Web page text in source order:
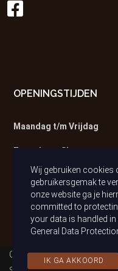
OPENINGSTIJDEN
Maandag t/m Vrijdag
Zaterdag – Showroom
Zaterdag – Werkplaats
Copyright © 2021 Auto van
Wij gebruiken cookies
gebruikersgemak te
onze website ga je
committed to
your data is handled
General Data
IK GA AKKOORD